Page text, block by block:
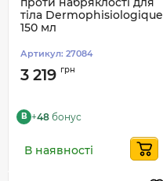
тіла Dermophisiologique
150 мл
Артикул: 27084
3 219 грн
B +48 бонус
В наявності